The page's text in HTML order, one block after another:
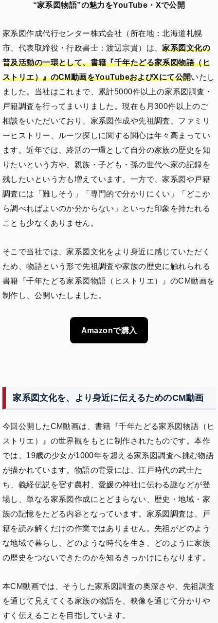
“家系図物語”の魅力をYouTube・Xで公開
家系図作成代行センター株式会社（所在地：北海道札幌
市、代表取締役・行政書士：渡辺宗貴）は、家系図文化の
普及活動の一環として、書籍『千年たどる家系図物語（ヒ
ストリエ）』のCM動画をYouTubeおよびXにて公開いたし
ました。当社はこれまで、累計5000件以上の家系図調査・
戸籍調査を行ってまいりました。現在も月300件以上のご
相談をいただいており、家系図作成や先祖調査、ファミリ
ーヒストリー、ルーツ探しに関する関心は年々高まってい
ます。近年では、終活の一環として自分の家族の歴史を知
りたいという方や、親族・子ども・孫の世代へ家の記録を
残したいという方も増えています。一方で、家系図や戸籍
調査には「難しそう」「専門的で分かりにくい」「どこか
ら調べればよいのか分からない」といった印象を持たれる
ことも少なくありません。
そこで当社では、家系図文化をより身近に感じていただく
ため、物語という形で先祖調査や家族の歴史に触れられる
書籍『千年たどる家系図物語（ヒストリエ）』のCM動画を
制作し、公開いたしました。
Amazonで購入
家系図文化を、より身近に伝えるためのCM動画
今回公開したCM動画は、書籍『千年たどる家系図物語（ヒ
ストリエ）』の世界観をもとに制作されたものです。本作
では、19歳の少女が1000年を超える家系図調査へ挑む物語
が描かれています。物語の背景には、江戸時代の武士た
ち、義経伝説を宿す農村、愛媛の神社に伝わる謎などが登
場し、単なる家系図作成にとどまらない、歴史・地域・家
族の記憶をたどる内容となっています。家系図調査は、戸
籍を読み解くだけの作業ではありません。先祖がどのよう
な地域で暮らし、どのような時代を生き、どのように家族
の歴史をつないできたのかを知るきっかけにもなります。
本CM動画では、そうした家系図調査の奥深さや、先祖調査
を通じて見えてくる家族の物語を、映像を通じて分かりや
すく伝えることを目指しています。